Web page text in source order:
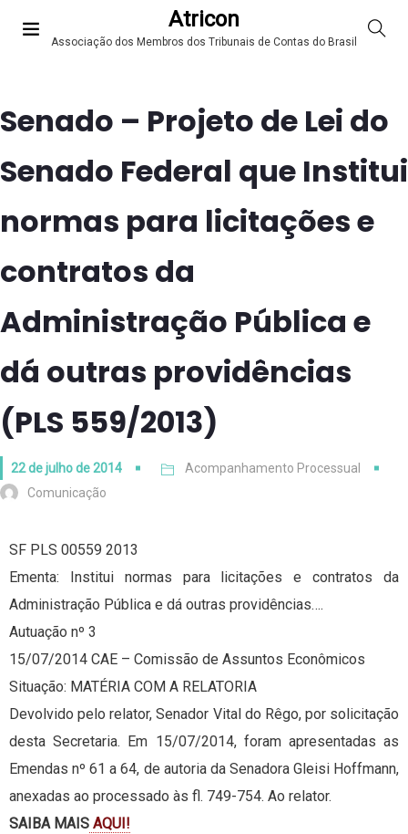
Atricon
Associação dos Membros dos Tribunais de Contas do Brasil
Senado – Projeto de Lei do
Senado Federal que Institui
normas para licitações e
contratos da
Administração Pública e
dá outras providências
(PLS 559/2013)
22 de julho de 2014
Acompanhamento Processual
Comunicação
SF PLS 00559 2013
Ementa: Institui normas para licitações e contratos da
Administração Pública e dá outras providências….
Autuação nº 3
15/07/2014 CAE – Comissão de Assuntos Econômicos
Situação: MATÉRIA COM A RELATORIA
Devolvido pelo relator, Senador Vital do Rêgo, por solicitação
desta Secretaria. Em 15/07/2014, foram apresentadas as
Emendas nº 61 a 64, de autoria da Senadora Gleisi Hoffmann,
anexadas ao processado às fl. 749-754. Ao relator.
SAIBA MAIS AQUI!